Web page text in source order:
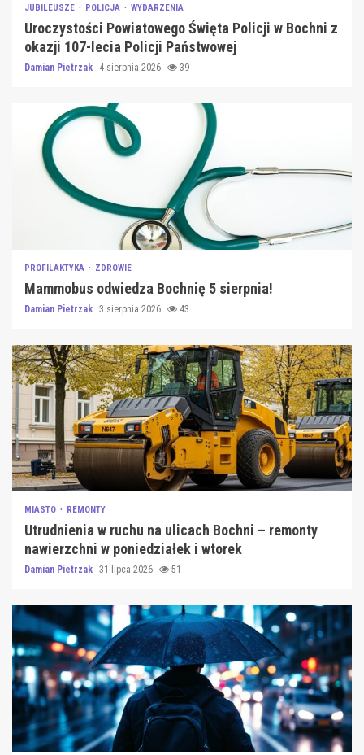
JUBILEUSZE POLICJA WYDARZENIA
Uroczystości Powiatowego Święta Policji w Bochni z
okazji 107-lecia Policji Państwowej
Damian Pietrzak 4 sierpnia 2026 39
PROFILAKTYKA ZDROWIE
Mammobus odwiedza Bochnię 5 sierpnia!
Damian Pietrzak 3 sierpnia 2026 43
MIASTO REMONTY
Utrudnienia w ruchu na ulicach Bochni – remonty
nawierzchni w poniedziałek i wtorek
Damian Pietrzak 31 lipca 2026 51